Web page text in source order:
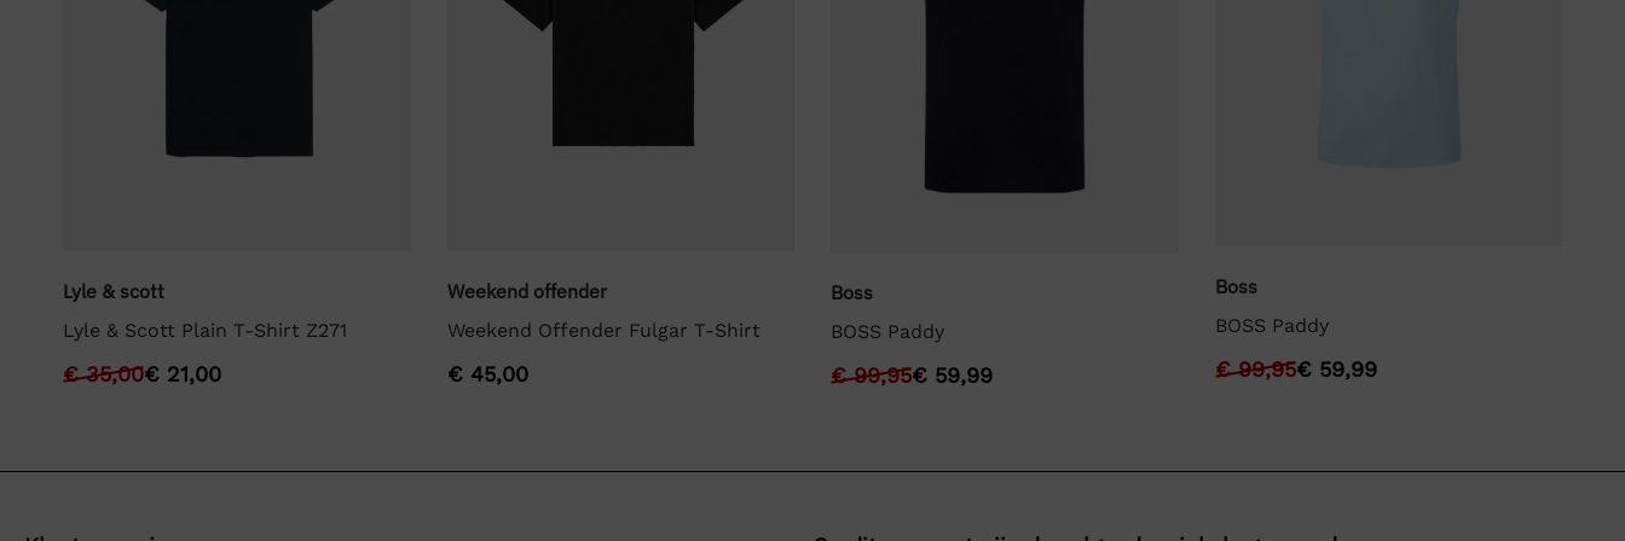
Lyle & scott
Lyle & Scott Plain T-Shirt Z271
€35,00€ 21,00
Weekend offender
Weekend Offender Fulgar T-Shirt
€45,00
Boss
BOSS Paddy
€99,95€ 59,99
Boss
BOSS Paddy
€99,95€59,99